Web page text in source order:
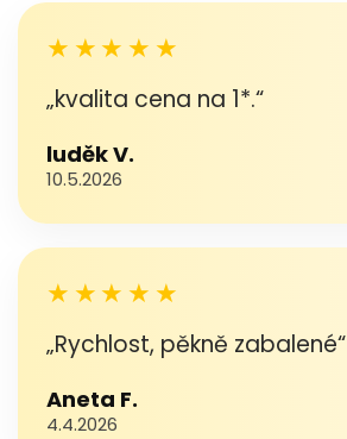
★★★★★
„kvalita cena na 1*.“
luděk V.
10.5.2026
★★★★★
„Rychlost, pěkně zabalené“
Aneta F.
4.4.2026